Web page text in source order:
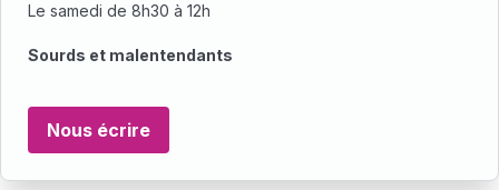
Le samedi de 8h30 à 12h
Sourds et malentendants
Nous écrire